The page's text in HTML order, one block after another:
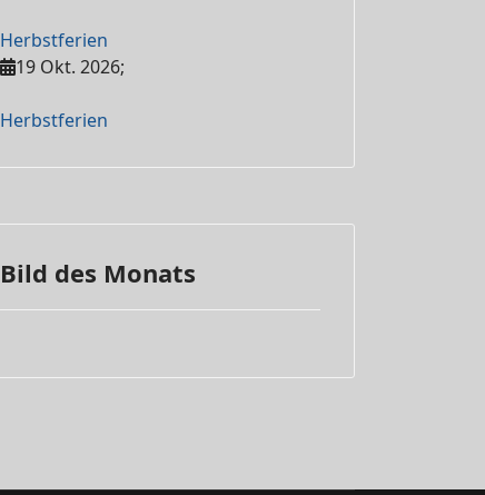
Herbstferien
19 Okt. 2026;
Herbstferien
Bild des Monats